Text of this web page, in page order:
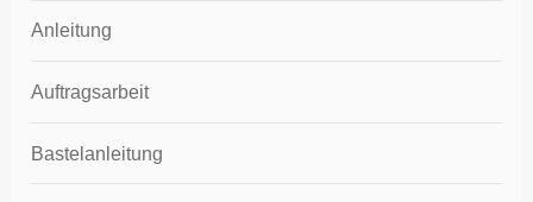
Anleitung
Auftragsarbeit
Bastelanleitung